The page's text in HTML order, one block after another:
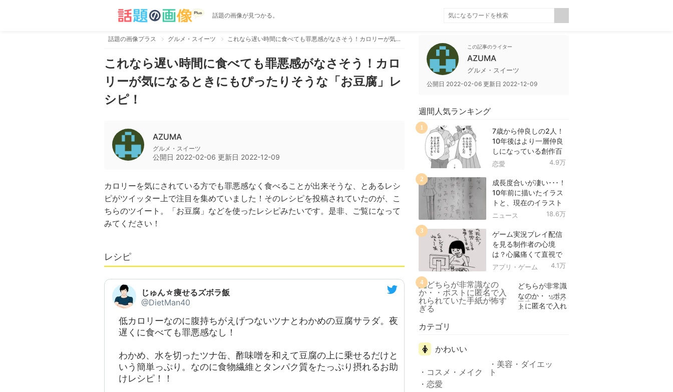
話題の画像が見つかる。
話題の画像プラス グルメ・スイーツ これなら遅い時間に食べても罪悪感がなさそう！カロリーが気になるときにもぴったりそうな「お豆腐」レシピ！
これなら遅い時間に食べても罪悪感がなさそう！カロ
リーが気になるときにもぴったりそうな「お豆腐」レ
シピ！
AZUMA
グルメ・スイーツ
公開日 2022-02-06 更新日 2022-12-09
カロリーを気にされている方でも罪悪感なく食べることが出来そうな、とあるレシ
ピがツイッター上で注目を集めていました！そのレシピを投稿されていたのが、こ
ちらのツイート。「お豆腐」などを使ったレシピみたいです。是非、ご覧になって
みてください！
レシピ
じゅん☆痩せるズボラ飯
@DietMan40
低カロリーなのに腹持ちがえげつないツナとわかめの豆腐サラダ。夜
遅くに食べても罪悪感なし！
わかめ、水を切ったツナ缶、酢味噌を和えて豆腐の上に乗せるだけと
いう簡単っぷり。なのに食物繊維とタンパク質をたっぷり摂れるお助
けレシピ！！
この記事のライター
AZUMA
グルメ・スイーツ
公開日 2022-02-06 更新日 2022-12-09
週間人気ランキング
7歳から仲良しの2人！
10年後はより一層仲良
しになっている創作百
合！
恋愛 4.9万
1
成長度合いが凄い･･･！
10年前に描いたイラス
トと、現在のイラスト
を投稿したツイートが
ニュース 18.6万
2
ゲーム実況プレイ配信
を見る制作者の心境
は？心臓痛くて直視で
きなかった！
アプリ・ゲーム 4.1万
3
どちらが非常識
なのか・・ポス
トに匿名で入れ
ニュー
ス
4.9万
4
カテゴリ
かわいい
コスメ・メイク
美容・ダイエッ
ト
恋愛